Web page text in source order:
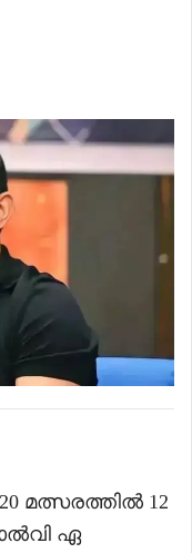
മത്സരത്തിൽ 12
ഏ